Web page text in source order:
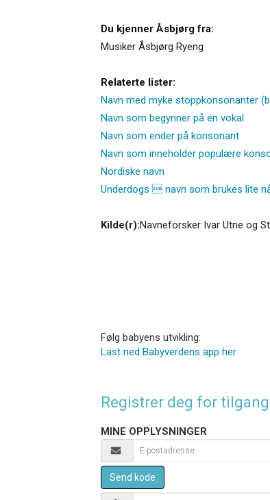
Du kjenner Åsbjørg fra:
Musiker Åsbjørg Ryeng
Relaterte lister:
Navn med myke stoppkonsonanter
Navn som begynner på en vokal
Navn som ender på konsonant
Navn som inneholder populære
Nordiske navn
Underdogs  navn som brukes lite
Kilde(r):Navneforsker Ivar Utne og
Følg babyens utvikling:
Last ned Babyverdens app her
Registrer deg for
MINE OPPLYSNINGER
Send kode